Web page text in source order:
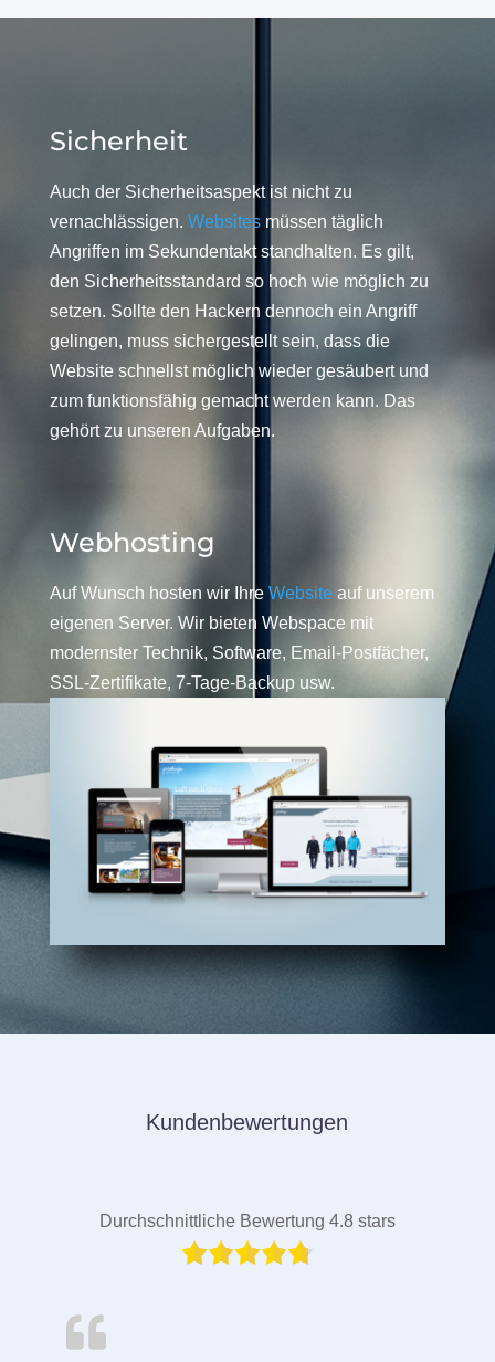
Sicherheit
Auch der Sicherheitsaspekt ist nicht zu
vernachlässigen. Websitesmüssen täglich
Angriffen im Sekundentakt standhalten. Es gilt,
den Sicherheitsstandard so hoch wie möglich zu
setzen. Sollte den Hackern dennoch ein Angriff
gelingen, muss sichergestellt sein, dass die
Website schnellst möglich wieder gesäubert und
zum funktionsfähig gemacht werden kann. Das
gehört zu unseren Aufgaben.
Webhosting
Auf Wunsch hosten wir Ihre Website auf unserem
eigenen Server. Wir bieten Webspace mit
modernster Technik, Software, Email-Postfächer,
SSL-Zertifikate, 7-Tage-Backup usw.
Kundenbewertungen
Durchschnittliche Bewertung 4.8 stars